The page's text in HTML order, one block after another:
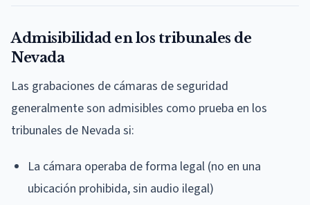
Admisibilidad en los tribunales de
Nevada
Las grabaciones de cámaras de seguridad
generalmente son admisibles como prueba en los
tribunales de Nevada si:
La cámara operaba de forma legal (no en una
ubicación prohibida, sin audio ilegal)